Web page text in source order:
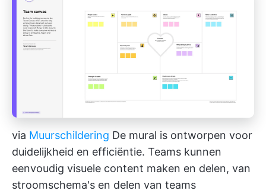
via Muurschildering De mural is ontworpen voor
duidelijkheid en efficiëntie. Teams kunnen
eenvoudig visuele content maken en delen, van
stroomschema's en delen van teams